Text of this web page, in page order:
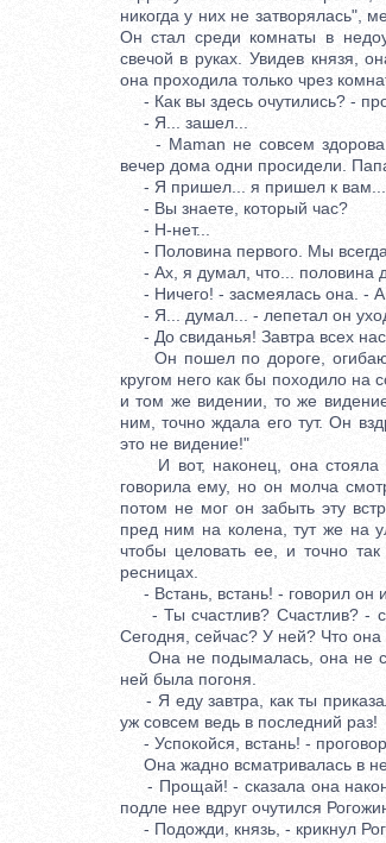
никогда у них не затворялась",
Он стал среди комнаты в
свечой в руках. Увидев князя,
она проходила только чрез
- Как вы здесь очутились? -
- Я... зашел...
- Maman не совсем здорова,
вечер дома одни просидели.
- Я пришел... я пришел к вам...
- Вы знаете, который час?
- Н-нет...
- Половина первого. Мы
- Ах, я думал, что... половина
- Ничего! - засмеялась она. -
- Я... думал... - лепетал он
- До свиданья! Завтра всех
Он пошел по дороге,
кругом него как бы походило на
и том же видении, то же
ним, точно ждала его тут. Он
это не видение!"
И вот, наконец, она стояла
говорила ему, но он молча
потом не мог он забыть эту
пред ним на колена, тут же на
чтобы целовать ее, и точно
ресницах.
- Встань, встань! - говорил он
- Ты счастлив? Счастлив? -
Сегодня, сейчас? У ней? Что она
Она не подымалась, она не
ней была погоня.
- Я еду завтра, как ты
уж совсем ведь в последний раз!
- Успокойся, встань! -
Она жадно всматривалась в
- Прощай! - сказала она
подле нее вдруг очутился
- Подожди, князь, - крикнул